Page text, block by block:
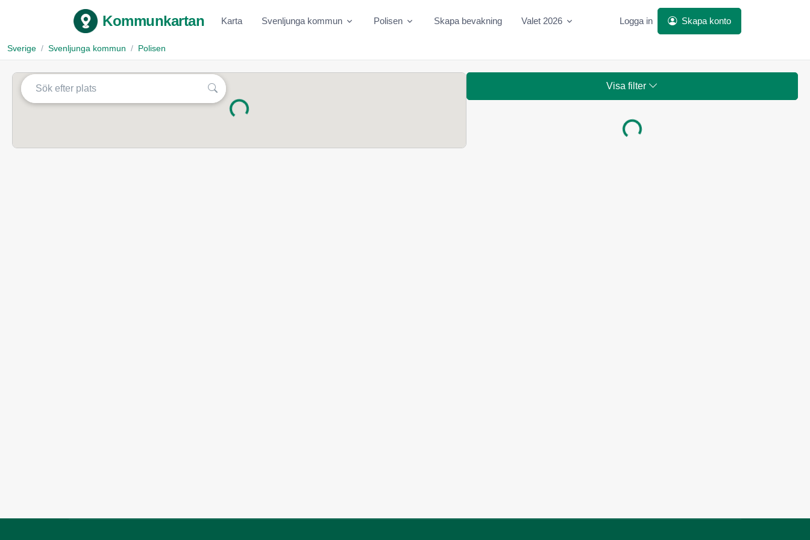
Kommunkartan Karta Svenljunga kommun Polisen Skapa bevakning Valet 2026 Logga in Skapa konto
Sverige Svenljunga kommun Polisen
Laddar...
Visa filter
Laddar...